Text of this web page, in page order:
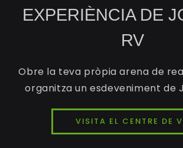
EXPERIÈNCIA DE
RV
Obre la teva pròpia arena de
organitza un esdeveniment de
VISITA EL CENTRE DE